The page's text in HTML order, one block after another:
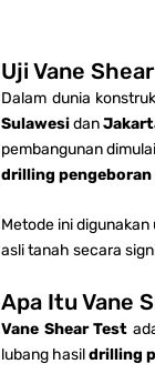
Uji Vane
Dalam dunia
Sulawesidan
pembangunan
drilling
Metode ini
asli tanah secara
Apa Itu Vane
Vane Shear Test
lubang hasildrilling